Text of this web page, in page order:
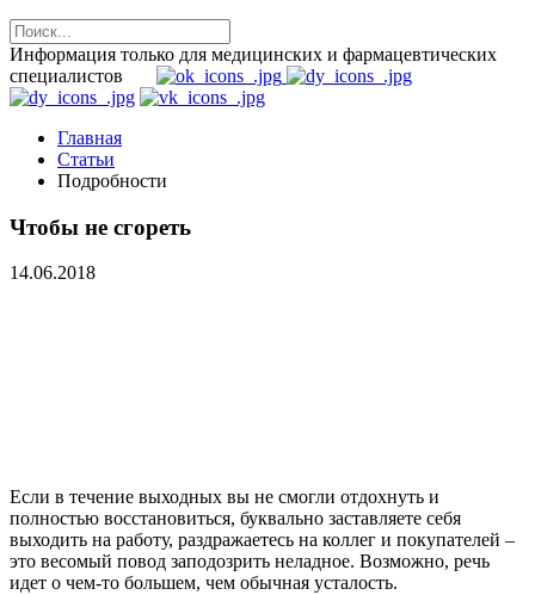
Информация только для медицинских и фармацевтических
специалистов
Главная
Статьи
Подробности
Чтобы не сгореть
14.06.2018
Если в течение выходных вы не смогли отдохнуть и
полностью восстановиться, буквально заставляете себя
выходить на работу, раздражаетесь на коллег и покупателей –
это весомый повод заподозрить неладное. Возможно, речь
идет о чем-то большем, чем обычная усталость.